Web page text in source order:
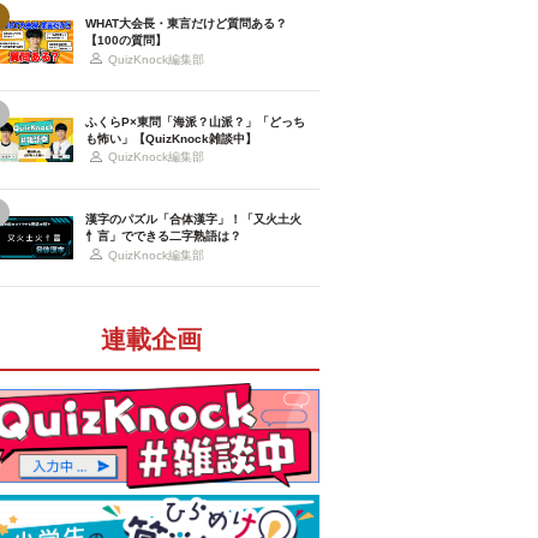
WHAT大会長・東言だけど質問ある？
【100の質問】
QuizKnock編集部
ふくらP×東問「海派？山派？」「どっち
も怖い」【QuizKnock雑談中】
QuizKnock編集部
漢字のパズル「合体漢字」！「又火土火
忄言」でできる二字熟語は？
QuizKnock編集部
連載企画